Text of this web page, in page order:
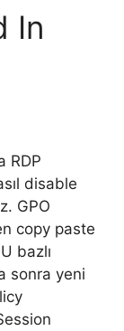
In
RDP
disable
GPO
copy paste
bazlı
sonra yeni